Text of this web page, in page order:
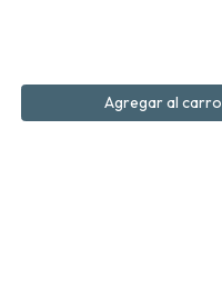
Agregar al carro